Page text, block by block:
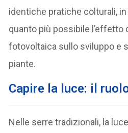
identiche pratiche colturali,
quanto più possibile l’effetto
fotovoltaica sullo sviluppo e
piante.
Capire la luce: il
Nelle serre tradizionali, la